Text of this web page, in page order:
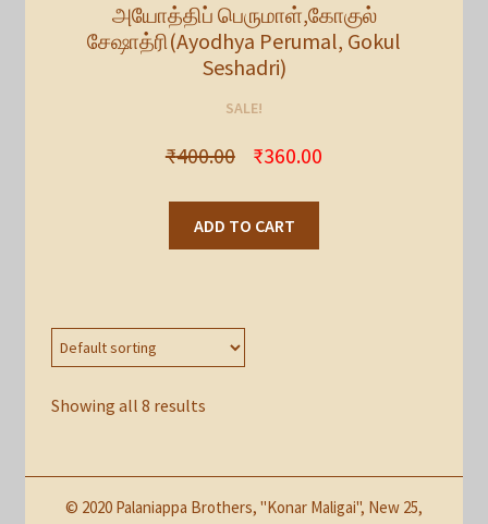
அயோத்திப் பெருமாள்,கோகுல்
சேஷாத்ரி(Ayodhya Perumal, Gokul
Seshadri)
SALE!
₹400.00 ₹360.00
ADD TO CART
Showing all 8 results
© 2020 Palaniappa Brothers, "Konar Maligai", New 25,